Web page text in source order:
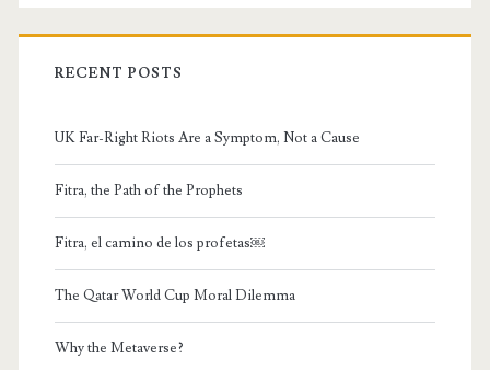
RECENT POSTS
UK Far-Right Riots Are a Symptom, Not a Cause
Fitra, the Path of the Prophets
Fitra, el camino de los profetas￼
The Qatar World Cup Moral Dilemma
Why the Metaverse?